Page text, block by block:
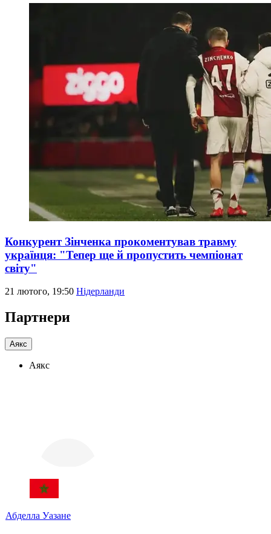
Конкурент Зінченка прокоментував травму
українця: "Тепер ще й пропустить чемпіонат
світу"
21 лютого, 19:50 Нідерланди
Партнери
Аякс
Аякс
Абделла Уазане